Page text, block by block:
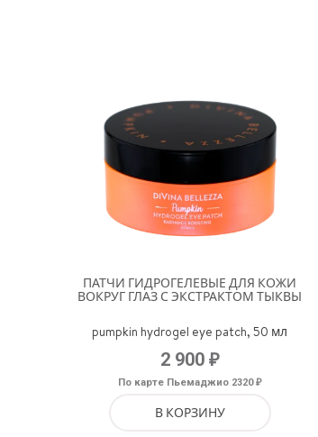
ПАТЧИ ГИДРОГЕЛЕВЫЕ ДЛЯ КОЖИ
ВОКРУГ ГЛАЗ С ЭКСТРАКТОМ ТЫКВЫ
pumpkin hydrogel eye patch, 50 мл
2 900 ₽
По карте Пьемаджио 2320₽
В КОРЗИНУ